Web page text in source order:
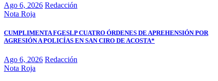
Ago 6, 2026 Redacción
Nota Roja
CUMPLIMENTA FGESLP CUATRO ÓRDENES DE APREHENSIÓN POR
AGRESIÓN A POLICÍAS EN SAN CIRO DE ACOSTA*
Ago 6, 2026 Redacción
Nota Roja